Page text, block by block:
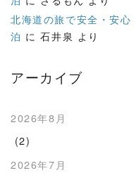
北海道の旅で安全・安
泊 に石井泉 より
アーカイブ
2026年8月
(2)
2026年7月